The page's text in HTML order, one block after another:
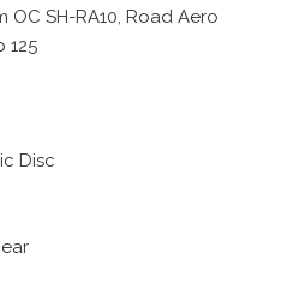
SH-RA10, Road Aero
125
Disc